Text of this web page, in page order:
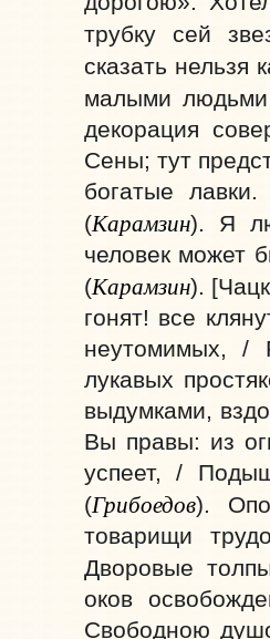
трубку сей
сказать нельзя
малыми людьми
декорация
Сены; тут
богатые
(Карамзин). Я
человек может
(Карамзин).
гонят! все
неутомимых, /
лукавых
выдумками,
Вы правы: из
успеет, /
(Грибоедов).
товарищи
Дворовые
оков
Свободною